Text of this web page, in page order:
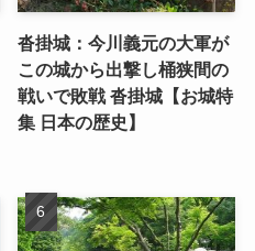
沓掛城：今川義元の大軍が
この城から出撃し桶狭間の
戦いで敗戦 沓掛城【お城特
集 日本の歴史】